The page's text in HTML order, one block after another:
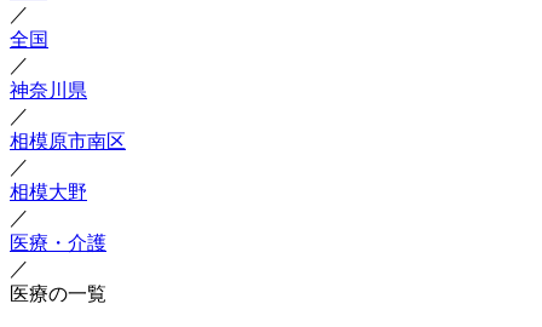
／
全国
／
神奈川県
／
相模原市南区
／
相模大野
／
医療・介護
／
医療の一覧